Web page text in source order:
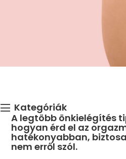
Kategóriák
A legtöbb önkielégítés
hogyan érd el az
hatékonyabban,
nem erről szól.